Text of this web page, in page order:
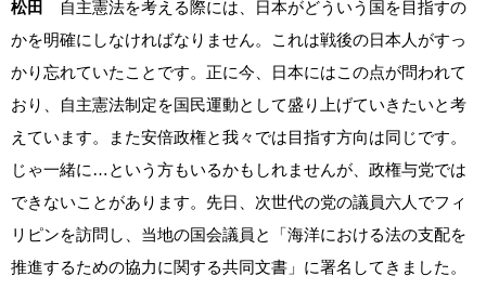
松田
自主憲法を考える際には、日本がどういう国を目指すの
かを明確にしなければなりません。これは戦後の日本人がすっ
かり忘れていたことです。正に今、日本にはこの点が問われて
おり、自主憲法制定を国民運動として盛り上げていきたいと考
えています。また安倍政権と我々では目指す方向は同じです。
じゃ一緒に…という方もいるかもしれませんが、政権与党では
できないことがあります。先日、次世代の党の議員六人でフィ
リピンを訪問し、当地の国会議員と「海洋における法の支配を
推進するための協力に関する共同文書」に署名してきました。